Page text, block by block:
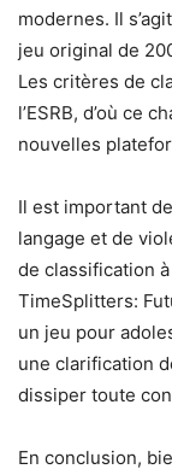
modernes. Il
jeu original de
Les critères de
l’ESRB, d’où ce
nouvelles
Il est important
langage et de
de classification
TimeSplitters:
un jeu pour
une clarification
dissiper toute
En conclusion,